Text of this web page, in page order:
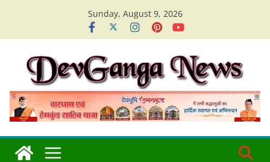
content
Sunday, August 9, 2026